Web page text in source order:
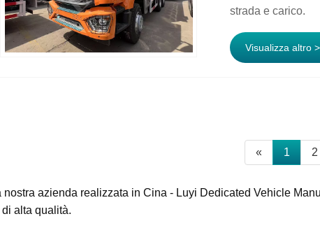
strada e carico.
Visualizza altro
« 1 2
azienda realizzata in Cina - Luyi Dedicated Vehicle
alta qualità.